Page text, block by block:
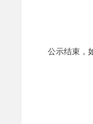
公示结束，